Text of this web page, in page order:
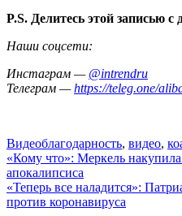
P.S. Делитесь этой записью с
Наши соцсети:
Инстаграм — @intrendru
Телеграм —https://teleg.one/
Видеоблагодарность, видео,
Навигация
по
записям
«Кому что»: Меркель
апокалипсиса
«Теперь все наладится»:
против коронавируса